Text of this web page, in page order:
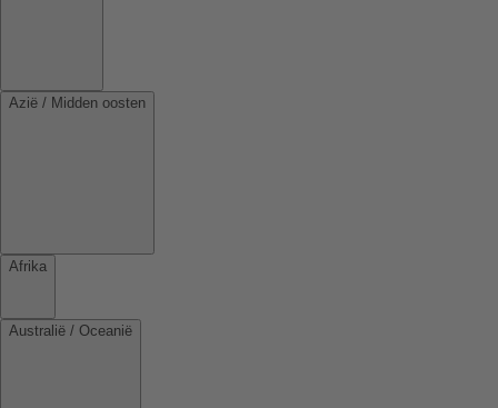
Azië / Midden oosten
Afrika
Australië / Oceanië